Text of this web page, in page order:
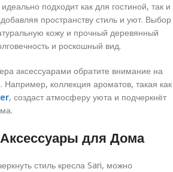
подходит как для гостиной, так и
пространству стиль и уют. Выбор
кожу и прочный деревянный
и роскошный вид.
аксессуарами обратите внимание на
. Например, коллекция ароматов, такая как
, создаст атмосферу уюта и подчеркнёт
для Дома
стиль кресла Sari, можно